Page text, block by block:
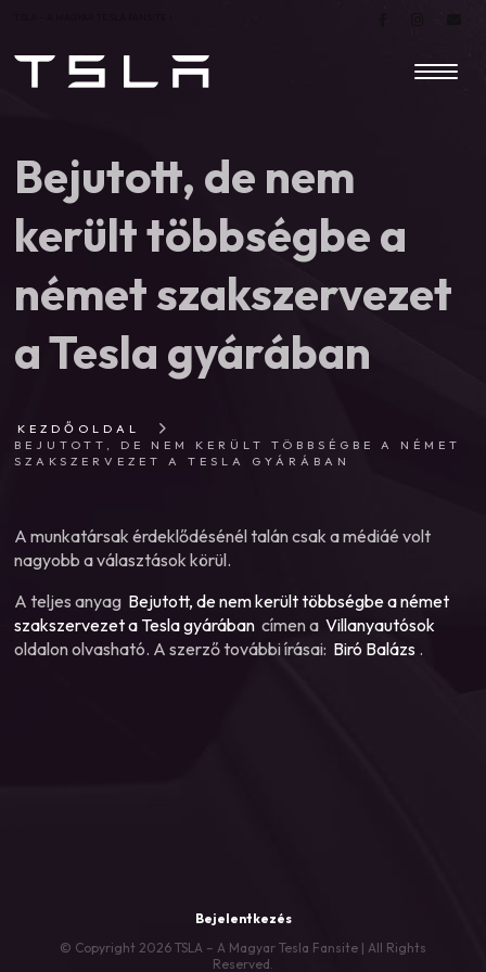
Bejutott, de nem
került többségbe a
német szakszervezet
a Tesla gyárában
KEZDŐOLDAL
BEJUTOTT, DE NEM KERÜLT TÖBBSÉGBE A NÉMET
SZAKSZERVEZET A TESLA GYÁRÁBAN
A munkatársak érdeklődésénél talán csak a médiáé volt
nagyobb a választások körül.
A teljes anyag Bejutott, de nem került többségbe a német
szakszervezet a Tesla gyárában címen a Villanyautósok
oldalon olvasható. A szerző további írásai: Biró Balázs .
Bejelentkezés
© Copyright 2026 TSLA – A Magyar Tesla Fansite | All Rights
Reserved.